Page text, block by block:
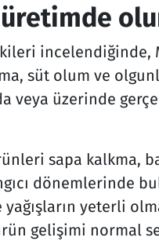
süt olum ve
veya üzerinde
sapa kalkma,
dönemlerinde
yeterli
gelişimi normal